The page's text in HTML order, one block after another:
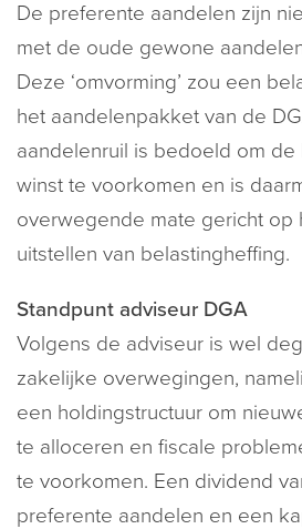
De preferente aandelen zijn
met de oude gewone
Deze ‘omvorming’ zou een
het aandelenpakket van de
aandelenruil is bedoeld om
winst te voorkomen en is
overwegende mate gericht op
uitstellen van belastingheffing.
Standpunt adviseur DGA
Volgens de adviseur is wel
zakelijke overwegingen,
een holdingstructuur om
te alloceren en fiscale
te voorkomen. Een dividend
preferente aandelen en een